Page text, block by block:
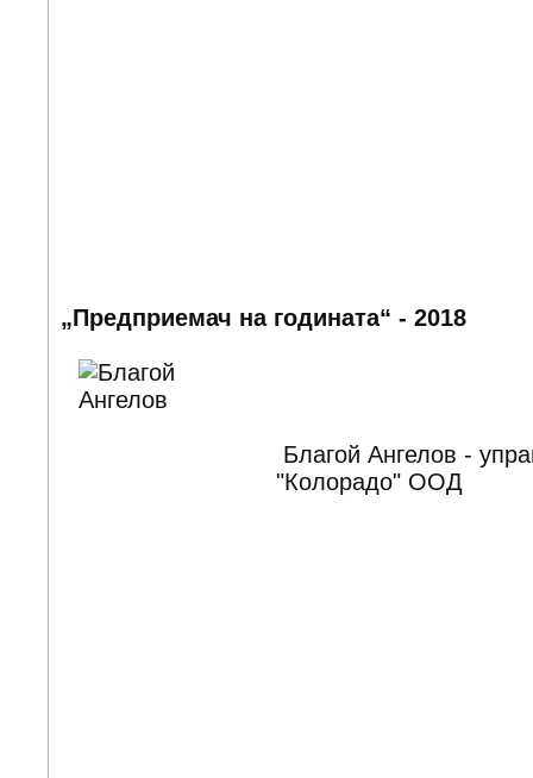
„Предприемач на годината“ - 2018
Благой Ангелов -
"Колорадо" ООД